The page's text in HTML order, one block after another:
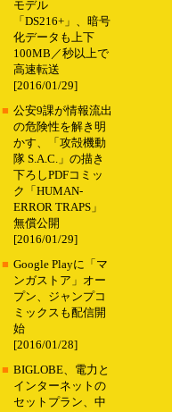
モデル
「DS216+」、暗号
化データも上下
100MB／秒以上で
高速転送
[2016/01/29]
■ 公安9課が情報流出
の危険性を解き明
かす、「攻殻機動
隊 S.A.C.」の描き
下ろしPDFコミッ
ク「HUMAN-
ERROR TRAPS」
無償公開
[2016/01/29]
■ Google Playに「マ
ンガストア」オー
プン、ジャンプコ
ミックスも配信開
始
[2016/01/28]
■ BIGLOBE、電力と
インターネットの
セットプラン、中